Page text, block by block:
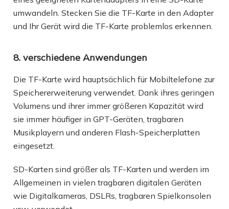
umwandeln. Stecken Sie die TF-Karte in den Adapter
und Ihr Gerät wird die TF-Karte problemlos erkennen.
8. verschiedene Anwendungen
Die TF-Karte wird hauptsächlich für Mobiltelefone zur
Speichererweiterung verwendet. Dank ihres geringen
Volumens und ihrer immer größeren Kapazität wird
sie immer häufiger in GPT-Geräten, tragbaren
Musikplayern und anderen Flash-Speicherplatten
eingesetzt.
SD-Karten sind größer als TF-Karten und werden im
Allgemeinen in vielen tragbaren digitalen Geräten
wie Digitalkameras, DSLRs, tragbaren Spielkonsolen